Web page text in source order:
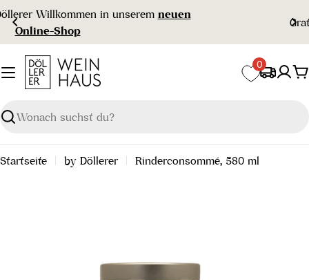
Zum
Inhalt
springen
Gratisversand ab € 99 🇦🇹
Suchen
0
Startseite by Döllerer Rinderconsommé, 580 ml